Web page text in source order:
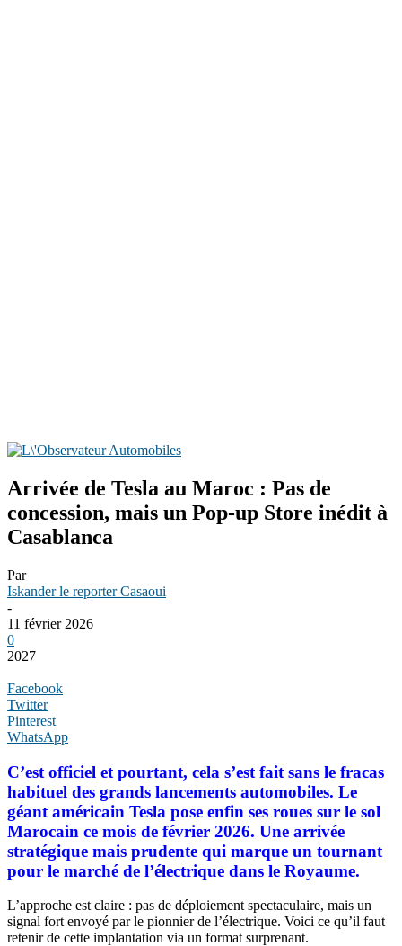
Arrivée de Tesla au Maroc : Pas de
concession, mais un Pop-up Store inédit à
Casablanca
Par
Iskander le reporter Casaoui
-
11 février 2026
0
2027
Facebook
Twitter
Pinterest
WhatsApp
C’est officiel et pourtant, cela s’est fait sans le fracas
habituel des grands lancements automobiles. Le
géant américain Tesla pose enfin ses roues sur le sol
Marocain ce mois de février 2026. Une arrivée
stratégique mais prudente qui marque un tournant
pour le marché de l’électrique dans le Royaume.
L’approche est claire : pas de déploiement spectaculaire, mais un
signal fort envoyé par le pionnier de l’électrique. Voici ce qu’il faut
retenir de cette implantation via un format surprenant.